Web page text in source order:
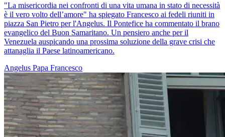
"La misericordia nei confronti di una vita umana in stato di necessità
è il vero volto dell’amore" ha spiegato Francesco ai fedeli riuniti in
piazza San Pietro per l'Angelus. Il Pontefice ha commentato il brano
evangelico del Buon Samaritano. Un pensiero anche per il
Venezuela auspicando una prossima soluzione della grave crisi che
attanaglia il Paese latinoamericano.
Angelus Papa Francesco